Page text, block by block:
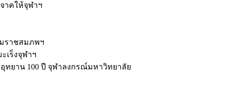
าคให้จุฬาฯ
ราชสมภพฯ
เร็งจุฬาฯ
ทยาน 100 ปี จุฬาลงกรณ์มหาวิทยาลัย